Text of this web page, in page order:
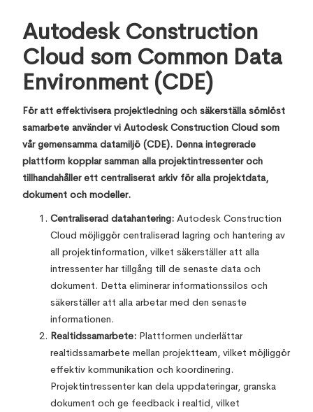
Autodesk Construction
Cloud som Common Data
Environment (CDE)
För att effektivisera projektledning och säkerställa sömlöst
samarbete använder vi Autodesk Construction Cloud som
vår gemensamma datamiljö (CDE). Denna integrerade
plattform kopplar samman alla projektintressenter och
tillhandahåller ett centraliserat arkiv för alla projektdata,
dokument och modeller.
Centraliserad datahantering: Autodesk Construction
Cloud möjliggör centraliserad lagring och hantering av
all projektinformation, vilket säkerställer att alla
intressenter har tillgång till de senaste data och
dokument. Detta eliminerar informationssilos och
säkerställer att alla arbetar med den senaste
informationen.
Realtidssamarbete: Plattformen underlättar
realtidssamarbete mellan projektteam, vilket möjliggör
effektiv kommunikation och koordinering.
Projektintressenter kan dela uppdateringar, granska
dokument och ge feedback i realtid, vilket